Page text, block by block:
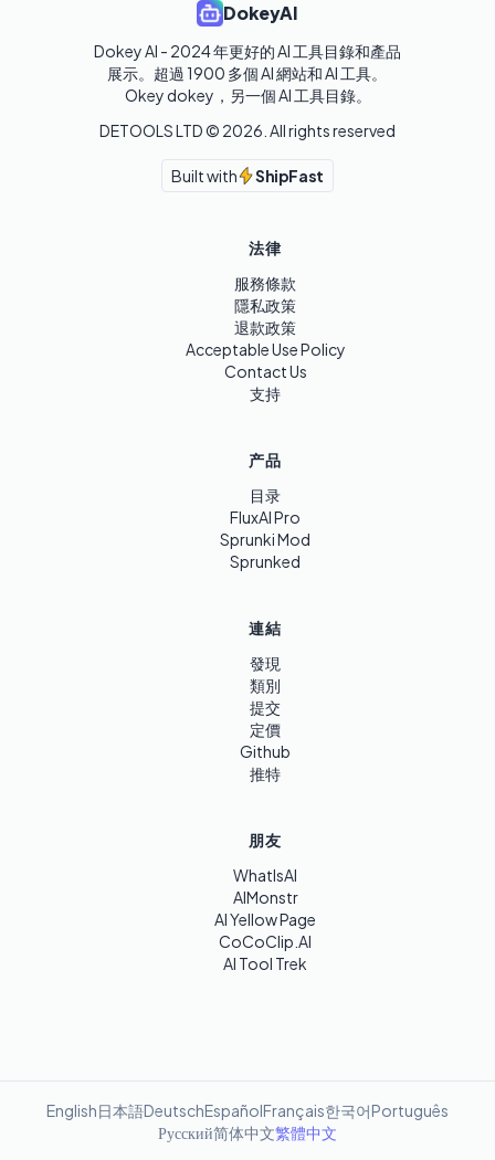
DokeyAI
Dokey AI - 2024 年更好的 AI 工具目錄和產品
展示。超過 1900 多個 AI 網站和 AI 工具。
Okey dokey，另一個 AI 工具目錄。
DETOOLS LTD © 2026 . All rights reserved
Built with ShipFast
法律
服務條款
隱私政策
退款政策
Acceptable Use Policy
Contact Us
支持
产品
目录
FluxAI Pro
Sprunki Mod
Sprunked
連結
發現
類別
提交
定價
Github
推特
朋友
WhatIsAI
AIMonstr
AI Yellow Page
CoCoClip.AI
AI Tool Trek
English日本語DeutschEspañolFrançais한국어Português
Русский简体中文繁體中文